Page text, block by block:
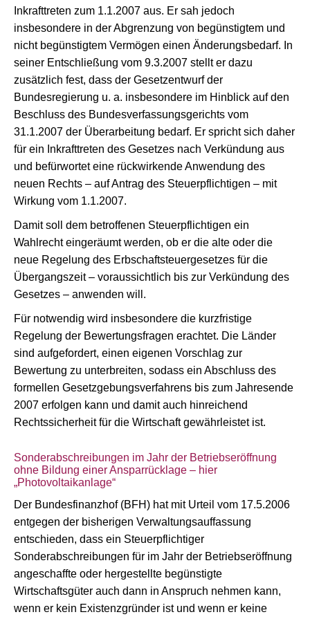
Inkrafttreten zum 1.1.2007 aus. Er sah jedoch
insbesondere in der Abgrenzung von begünstigtem und
nicht begünstigtem Vermögen einen Änderungsbedarf. In
seiner Entschließung vom 9.3.2007 stellt er dazu
zusätzlich fest, dass der Gesetzentwurf der
Bundesregierung u. a. insbesondere im Hinblick auf den
Beschluss des Bundesverfassungsgerichts vom
31.1.2007 der Überarbeitung bedarf. Er spricht sich daher
für ein Inkrafttreten des Gesetzes nach Verkündung aus
und befürwortet eine rückwirkende Anwendung des
neuen Rechts – auf Antrag des Steuerpflichtigen – mit
Wirkung vom 1.1.2007.
Damit soll dem betroffenen Steuerpflichtigen ein
Wahlrecht eingeräumt werden, ob er die alte oder die
neue Regelung des Erbschaftsteuergesetzes für die
Übergangszeit – voraussichtlich bis zur Verkündung des
Gesetzes – anwenden will.
Für notwendig wird insbesondere die kurzfristige
Regelung der Bewertungsfragen erachtet. Die Länder
sind aufgefordert, einen eigenen Vorschlag zur
Bewertung zu unterbreiten, sodass ein Abschluss des
formellen Gesetzgebungsverfahrens bis zum Jahresende
2007 erfolgen kann und damit auch hinreichend
Rechtssicherheit für die Wirtschaft gewährleistet ist.
Sonderabschreibungen im Jahr der Betriebseröffnung
ohne Bildung einer Ansparrücklage – hier
„Photovoltaikanlage“
Der Bundesfinanzhof (BFH) hat mit Urteil vom 17.5.2006
entgegen der bisherigen Verwaltungsauffassung
entschieden, dass ein Steuerpflichtiger
Sonderabschreibungen für im Jahr der Betriebseröffnung
angeschaffte oder hergestellte begünstigte
Wirtschaftsgüter auch dann in Anspruch nehmen kann,
wenn er kein Existenzgründer ist und wenn er keine